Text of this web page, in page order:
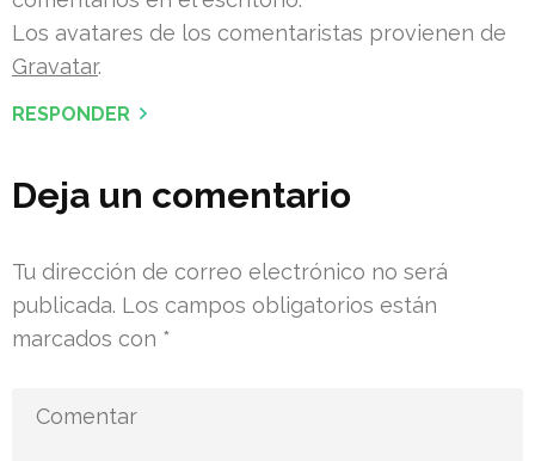
Los avatares de los comentaristas provienen de
Gravatar.
RESPONDER
Deja un comentario
Tu dirección de correo electrónico no será
publicada. Los campos obligatorios están
marcados con *